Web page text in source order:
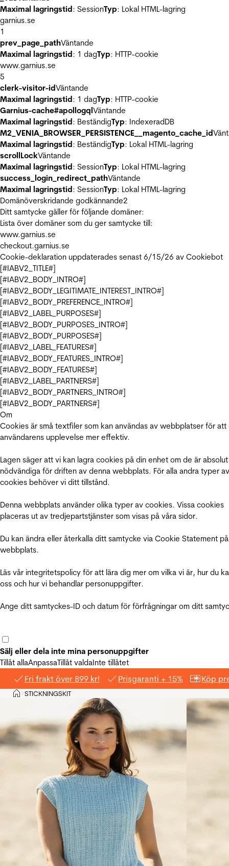
Maximal lagringstid: SessionTyp: Lokal HTML-lagring
garnius.se
1
prev_page_pathVäntande
Maximal lagringstid: 1 dagTyp: HTTP-cookie
www.garnius.se
5
clerk-visitor-idVäntande
Maximal lagringstid: 1 dagTyp: HTTP-cookie
Garnius-cache#apollogqlVäntande
Maximal lagringstid: BeständigTyp: IndexeradDB
M2_VENIA_BROWSER_PERSISTENCE__magento_cache_id
Maximal lagringstid: BeständigTyp: Lokal HTML-lagring
scrollLockVäntande
Maximal lagringstid: SessionTyp: Lokal HTML-lagring
success_login_redirect_pathVäntande
Maximal lagringstid: SessionTyp: Lokal HTML-lagring
Domänöverskridande godkännande2
Ditt samtycke gäller för följande domäner:
Lista över domäner som du ger samtycke till:
www.garnius.se
checkout.garnius.se
Cookie-deklaration uppdaterades senast 6/15/26 av Cookiebot
[#IABV2_TITLE#]
[#IABV2_BODY_INTRO#]
[#IABV2_BODY_LEGITIMATE_INTEREST_INTRO#]
[#IABV2_BODY_PREFERENCE_INTRO#]
[#IABV2_LABEL_PURPOSES#]
[#IABV2_BODY_PURPOSES_INTRO#]
[#IABV2_BODY_PURPOSES#]
[#IABV2_LABEL_FEATURES#]
[#IABV2_BODY_FEATURES_INTRO#]
[#IABV2_BODY_FEATURES#]
[#IABV2_LABEL_PARTNERS#]
[#IABV2_BODY_PARTNERS_INTRO#]
[#IABV2_BODY_PARTNERS#]
Om
Cookies är små textfiler som kan användas av webbplatser för att
användarens upplevelse mer effektiv.
Lagen säger att vi kan lagra cookies på din enhet om de är absolut
nödvändiga för driften av denna webbplats. För alla andra typer av
cookies behöver vi ditt tillstånd.
Denna webbplats använder olika typer av cookies. Vissa cookies
placeras ut av tredjepartstjänster som visas på våra sidor.
Du kan ändra eller återkalla ditt samtycke via Cookie Statement
webbplats.
Läs vår integritetspolicy för att lära dig mer om vilka vi är, hur du
oss och hur vi behandlar personuppgifter.
Ange ditt samtyckes-ID och datum för förfrågningar om ditt
Sälj eller dela inte mina personuppgifter
Tillåt allaAnpassaTillåt valdaInte tillåtet
Fri frakt över 899 kr! Prisgaranti + 15% Köp
Hem
>STICKNINGSKIT